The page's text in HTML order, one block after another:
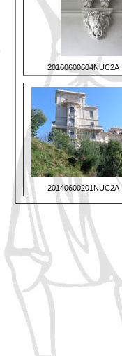
20160600604NUC2A
20140600201NUC2A